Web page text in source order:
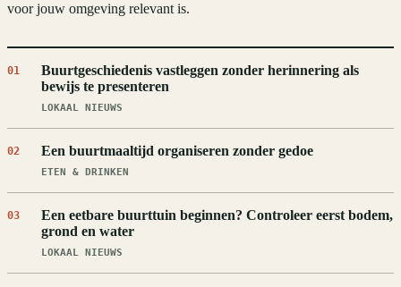
voor jouw omgeving relevant is.
01
Buurtgeschiedenis vastleggen zonder herinnering als
bewijs te presenteren
LOKAAL NIEUWS
02 Een buurtmaaltijd organiseren zonder gedoe
ETEN & DRINKEN
03
Een eetbare buurttuin beginnen? Controleer eerst bodem,
grond en water
LOKAAL NIEUWS